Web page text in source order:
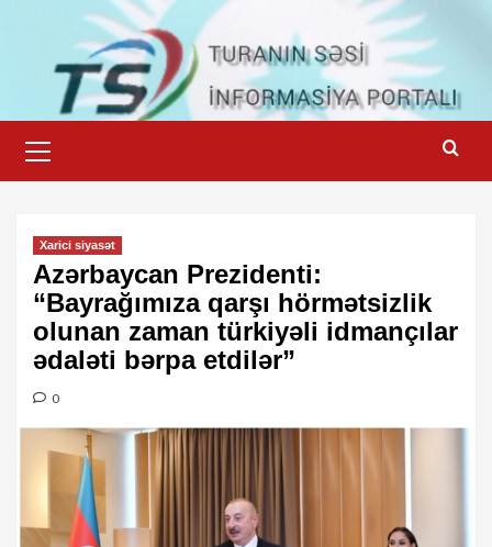
content
Menu
Xarici siyasət
Azərbaycan Prezidenti:
“Bayrağımıza qarşı hörmətsizlik
olunan zaman türkiyəli idmançılar
ədaləti bərpa etdilər”
0